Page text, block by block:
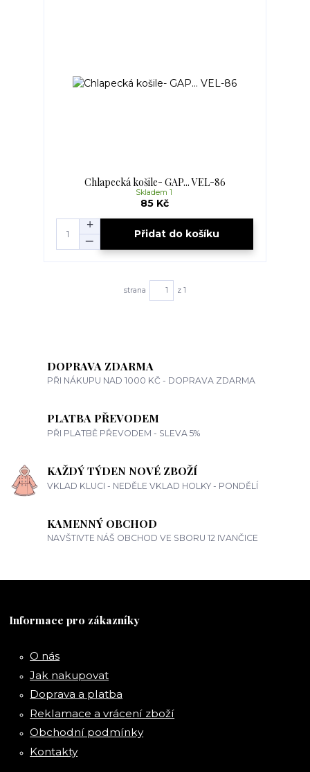
Chlapecká košile- GAP... VEL-86
85 Kč
Skladem 1
Přidat do košíku
strana z 1
DOPRAVA ZDARMA
PŘI NÁKUPU NAD 1000 KČ - DOPRAVA ZDARMA
PLATBA PŘEVODEM
PŘI PLATBĚ PŘEVODEM - SLEVA 5%
KAŽDÝ TÝDEN NOVÉ ZBOŽÍ
VKLAD KLUCI - NEDĚLE VKLAD HOLKY - PONDĚLÍ
KAMENNÝ OBCHOD
NAVŠTIVTE NÁŠ OBCHOD VE SBORU 12 IVANČICE
Informace pro zákazníky
O nás
Jak nakupovat
Doprava a platba
Reklamace a vrácení zboží
Obchodní podmínky
Kontakty